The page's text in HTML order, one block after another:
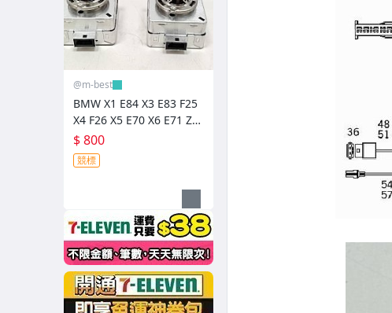
@m-best
BMW X1 E84 X3 E83 F25
X4 F26 X5 E70 X6 E71 Z4
D1S 原廠規格 HID 燈泡
(日本外匯拆車品) 66140
$ 800
競標